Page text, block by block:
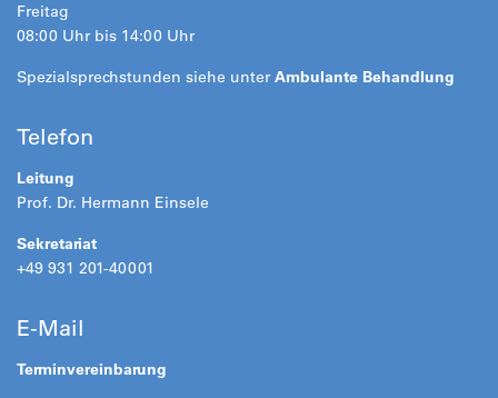
Freitag
08:00 Uhr bis 14:00 Uhr
Spezialsprechstunden siehe unterAmbulante Behandlung
Telefon
Leitung
Prof. Dr. Hermann Einsele
Sekretariat
+49 931 201-40001
E-Mail
Terminvereinbarung